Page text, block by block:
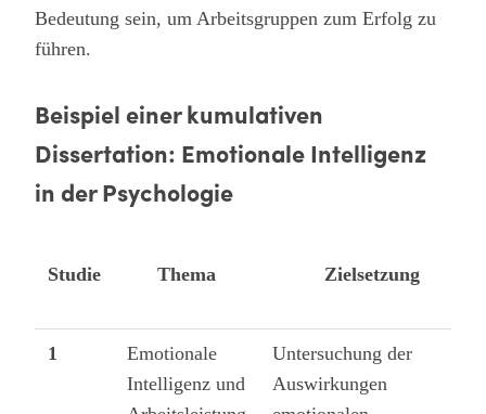
Bedeutung sein, um Arbeitsgruppen zum Erfolg zu
führen.
Beispiel einer kumulativen
Dissertation: Emotionale Intelligenz
in der Psychologie
Studie Thema Zielsetzung
1
Emotionale
Intelligenz und
Untersuchung der
Auswirkungen